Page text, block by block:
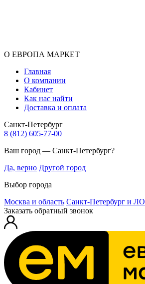
О ЕВРОПА МАРКЕТ
Главная
О компании
Кабинет
Как нас найти
Доставка и оплата
Санкт-Петербург
8 (812) 605-77-00
Ваш город — Санкт-Петербург?
Да, верно Другой город
Выбор города
Москва и область Санкт-Петербург и ЛО
Заказать обратный звонок